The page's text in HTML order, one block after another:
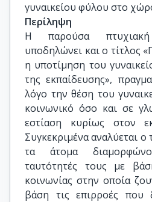
γυναικείου φύλου στο
Περίληψη
Η παρούσα
υποδηλώνει και ο τίτλος
η υποτίμηση του
της εκπαίδευσης»,
λόγο την θέση του
κοινωνικό όσο και σε
εστίαση κυρίως στον
Συγκεκριμένα αναλύεται
τα άτομα
ταυτότητές τους με
κοινωνίας στην οποία
βάση τις επιρροές που